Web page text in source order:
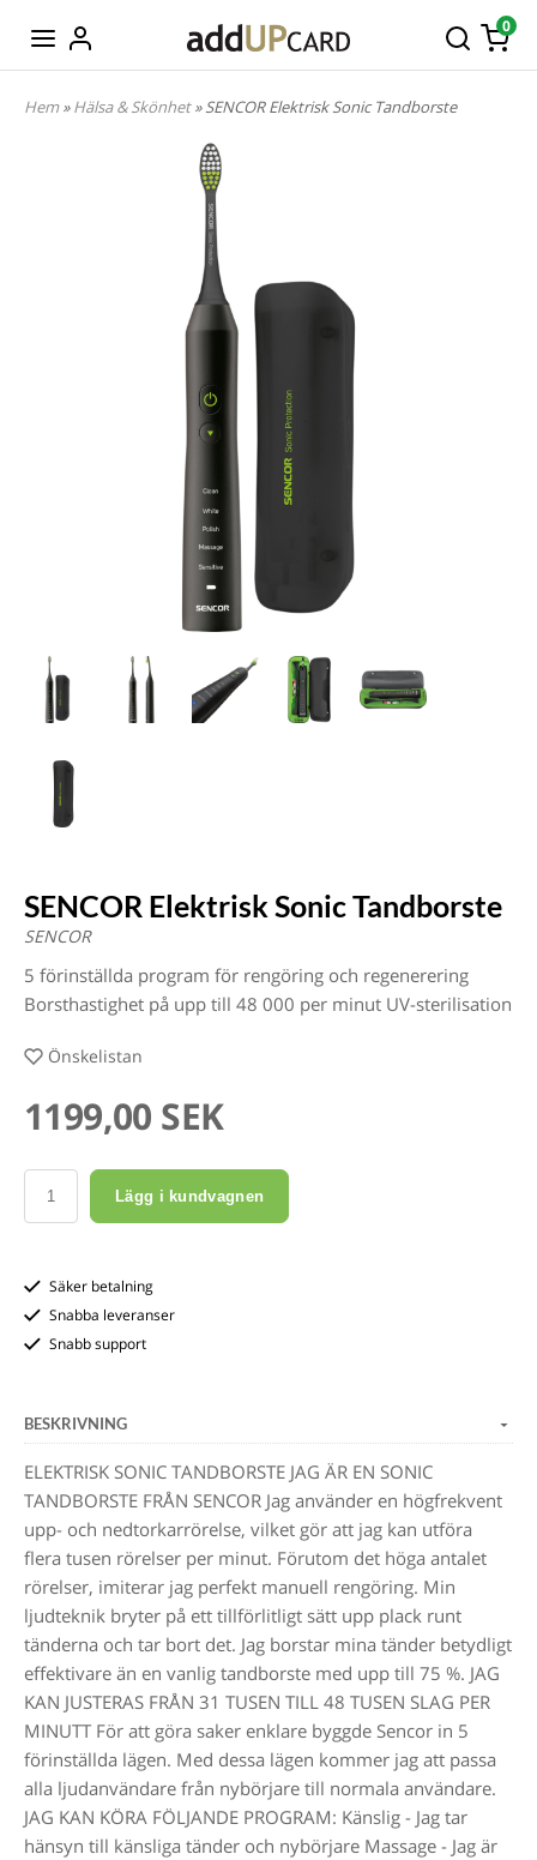
0
Hem»Hälsa & Skönhet» SENCOR Elektrisk Sonic Tandborste
SENCOR Elektrisk Sonic Tandborste
SENCOR
5 förinställda program för rengöring och regenerering
Borsthastighet på upp till 48 000 per minut UV-sterilisation
Önskelistan
1199,00 SEK
Lägg i kundvagnen
Säker betalning
Snabba leveranser
Snabb support
BESKRIVNING
ELEKTRISK SONIC TANDBORSTE JAG ÄR EN SONIC
TANDBORSTE FRÅN SENCOR Jag använder en högfrekvent
upp- och nedtorkarrörelse, vilket gör att jag kan utföra
flera tusen rörelser per minut. Förutom det höga antalet
rörelser, imiterar jag perfekt manuell rengöring. Min
ljudteknik bryter på ett tillförlitligt sätt upp plack runt
tänderna och tar bort det. Jag borstar mina tänder betydligt
effektivare än en vanlig tandborste med upp till 75 %. JAG
KAN JUSTERAS FRÅN 31 TUSEN TILL 48 TUSEN SLAG PER
MINUTT För att göra saker enklare byggde Sencor in 5
förinställda lägen. Med dessa lägen kommer jag att passa
alla ljudanvändare från nybörjare till normala användare.
JAG KAN KÖRA FÖLJANDE PROGRAM: Känslig - Jag tar
hänsyn till känsliga tänder och nybörjare Massage - Jag är